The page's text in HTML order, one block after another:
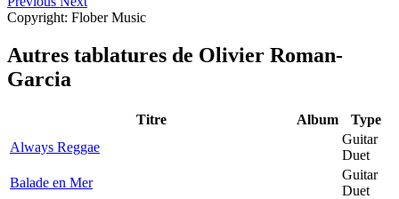
Copyright: Flober Music
Autres tablatures de Olivier Roman-
Garcia
Titre Album
Type
Always Reggae
Guitar
Duet
Balade en Mer
Guitar
Duet